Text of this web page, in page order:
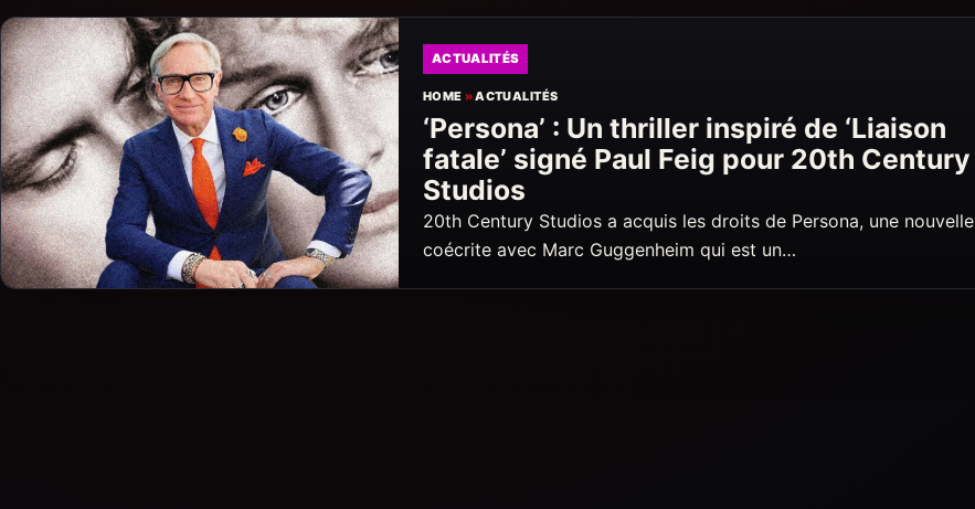
ACTUALITÉS
HOME »ACTUALITÉS
‘Persona’ : Un thriller inspiré de ‘Liaison
fatale’ signé Paul Feig pour 20th Century
Studios
20th Century Studios a acquis les droits de Persona, une nouvelle
coécrite avec Marc Guggenheim qui est un…